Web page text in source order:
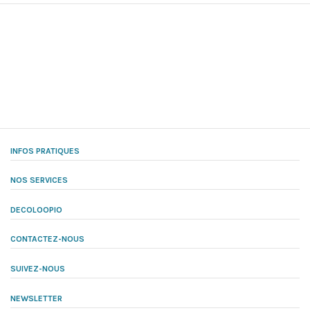
INFOS PRATIQUES
NOS SERVICES
DECOLOOPIO
CONTACTEZ-NOUS
SUIVEZ-NOUS
NEWSLETTER